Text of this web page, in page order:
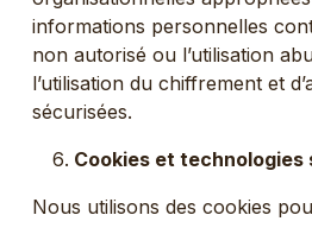
informations personnelles
non autorisé ou l’utilisation
l’utilisation du chiffrement et
sécurisées.
Cookies et technologies
Nous utilisons des cookies